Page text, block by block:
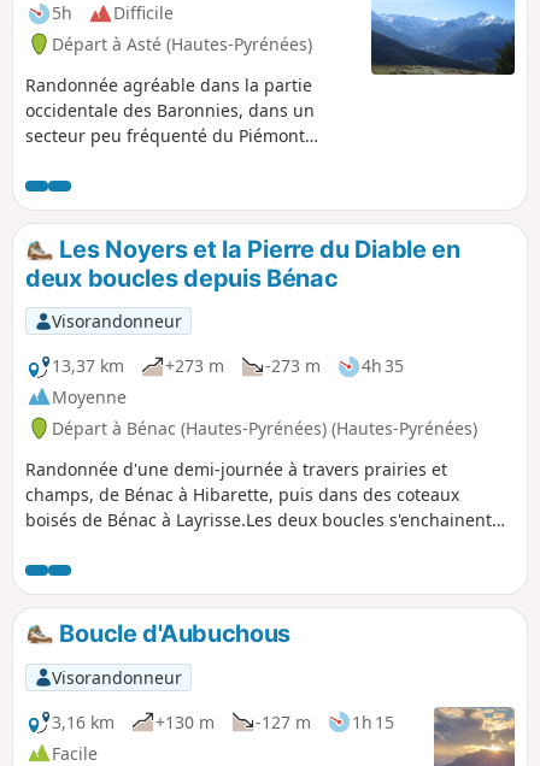
5h
Difficile
Départ à Asté (Hautes-Pyrénées)
Randonnée agréable dans la partie
occidentale des Baronnies, dans un
secteur peu fréquenté du Piémont
itinéraire facile est praticable en toute
saison, mais il est idéal à raquettes juste
après une chute de neige à moyenne
altitude, notamment quand la haute
montagne présente des risques
d'avalanches. Magnifique vue sur la
chaîne en particulier le Montaigu, le Pic
du Midi de Bigorre et les vallées du haut
Adour.
Les Noyers et la Pierre du Diable en
deux boucles depuis Bénac
Visorandonneur
13,37 km
+273 m -273 m
4h 35
Moyenne
Départ à Bénac (Hautes-Pyrénées) (Hautes-Pyrénées)
Randonnée d'une demi-journée à travers prairies et
champs, de Bénac à Hibarette, puis dans des coteaux
boisés de Bénac à Layrisse.Les deux boucles s'enchainent
pour des familles. Ce parcours convient bien pour la
marche nordique et il se fait alors en 2h30 ou 3h.La
deuxième partie est bien adaptée pour faire quelques
petits fractionnés avec 3 côtes de 1 km chacune.
Boucle d'Aubuchous
Visorandonneur
3,16 km
+130 m -127 m
1h 15
Facile